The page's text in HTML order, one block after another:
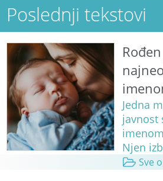
Poslednji tekstovi
Jedna
javnost
Njen
Sve